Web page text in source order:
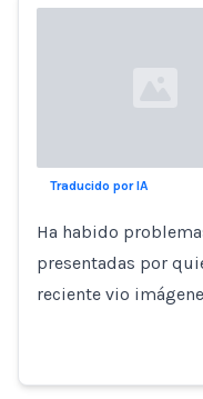
Traducido por IA
Ha habido
presentadas por
reciente vio